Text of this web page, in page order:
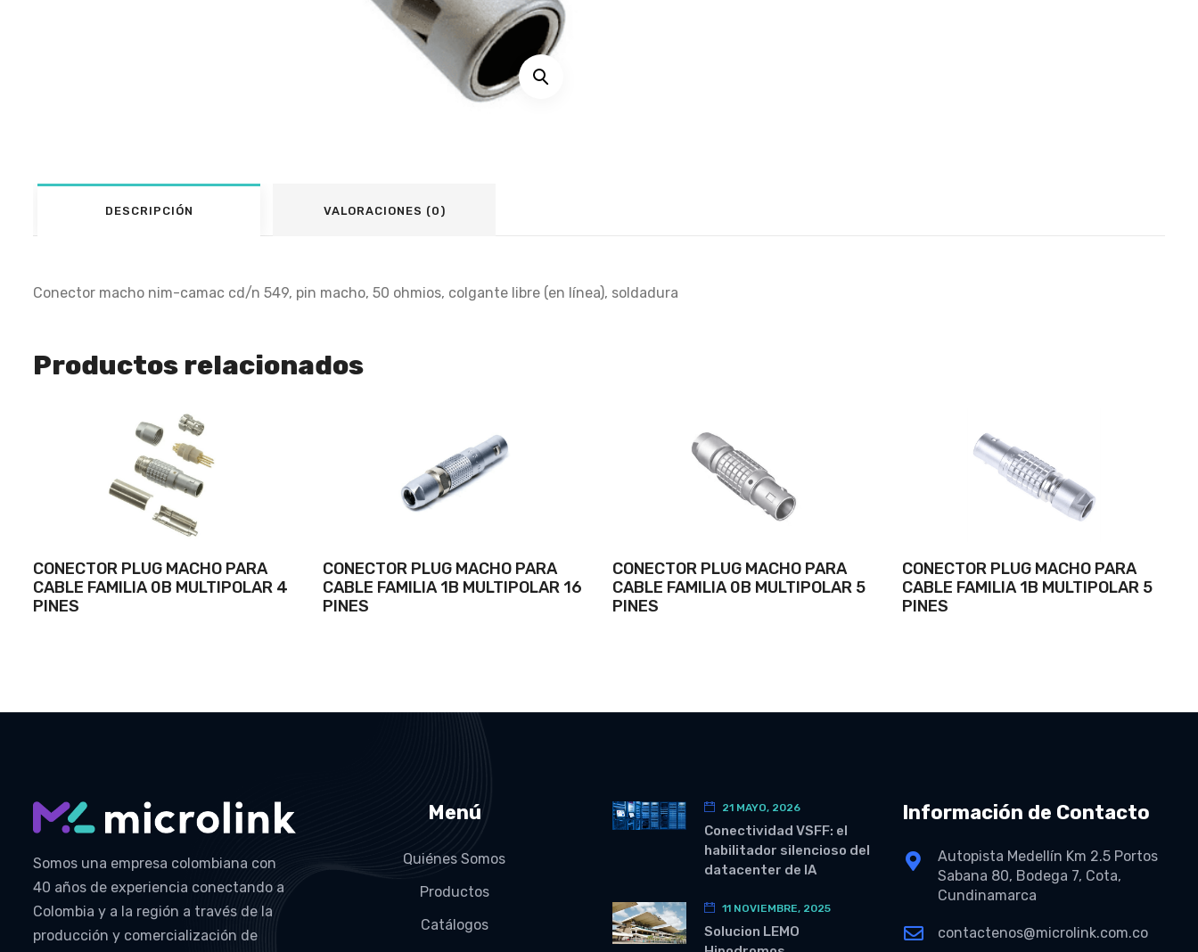
DESCRIPCIÓN VALORACIONES (0)
Conector macho nim-camac cd/n 549, pin macho, 50 ohmios, colgante libre (en línea), soldadura
Productos relacionados
CONECTOR PLUG MACHO PARA
CABLE FAMILIA 0B MULTIPOLAR 4
PINES
CONECTOR PLUG MACHO PARA
CABLE FAMILIA 1B MULTIPOLAR 16
PINES
CONECTOR PLUG MACHO PARA
CABLE FAMILIA 0B MULTIPOLAR 5
PINES
CONECTOR PLUG MACHO PARA
CABLE FAMILIA 1B MULTIPOLAR 5
PINES
Somos una empresa colombiana con
40 años de experiencia conectando a
Colombia y a la región a través de la
producción y comercialización de
Menú
Quiénes Somos
Productos
Catálogos
21 MAYO, 2026
Conectividad VSFF: el
habilitador silencioso del
datacenter de IA
11 NOVIEMBRE, 2025
Solucion LEMO
Información de Contacto
Autopista Medellín Km 2.5 Portos
Sabana 80, Bodega 7, Cota,
Cundinamarca
contactenos@microlink.com.co